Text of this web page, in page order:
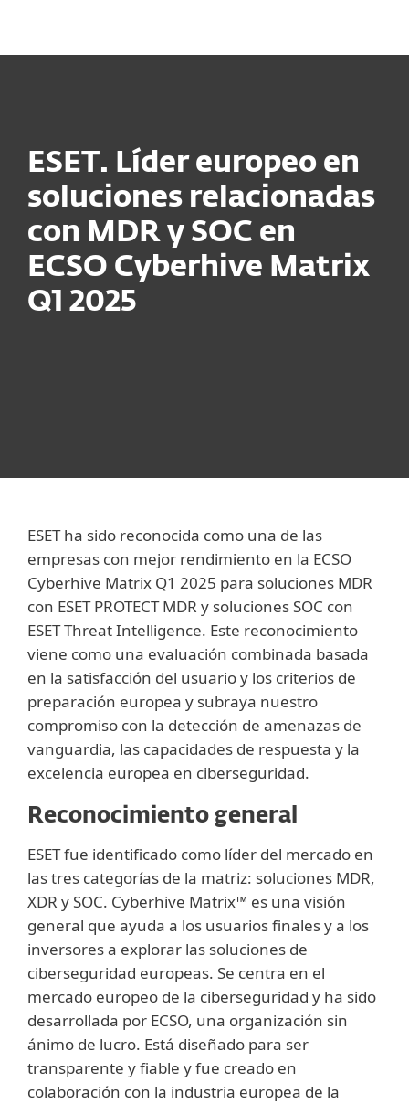
ESET. Líder europeo en
soluciones relacionadas
con MDR y SOC en
ECSO Cyberhive Matrix
Q1 2025
ESET ha sido reconocida como una de las
empresas con mejor rendimiento en la ECSO
Cyberhive Matrix Q1 2025 para soluciones MDR
con ESET PROTECT MDR y soluciones SOC con
ESET Threat Intelligence. Este reconocimiento
viene como una evaluación combinada basada
en la satisfacción del usuario y los criterios de
preparación europea y subraya nuestro
compromiso con la detección de amenazas de
vanguardia, las capacidades de respuesta y la
excelencia europea en ciberseguridad.
Reconocimiento general
ESET fue identificado como líder del mercado en
las tres categorías de la matriz: soluciones MDR,
XDR y SOC. Cyberhive Matrix™ es una visión
general que ayuda a los usuarios finales y a los
inversores a explorar las soluciones de
ciberseguridad europeas. Se centra en el
mercado europeo de la ciberseguridad y ha sido
desarrollada por ECSO, una organización sin
ánimo de lucro. Está diseñado para ser
transparente y fiable y fue creado en
colaboración con la industria europea de la